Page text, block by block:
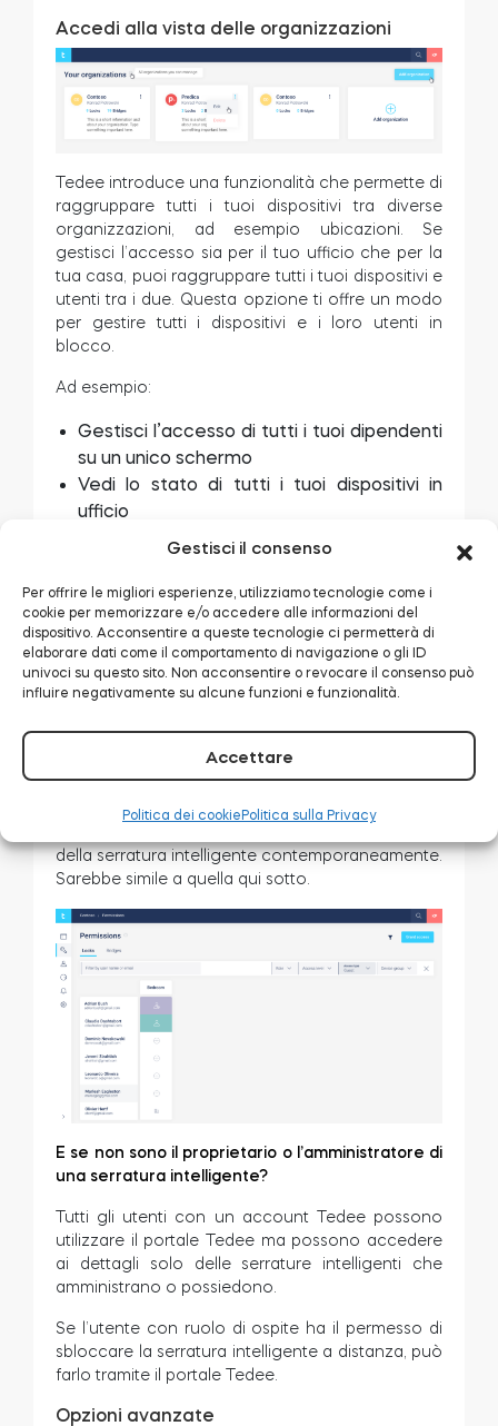
Gestisci il consenso
Per offrire le migliori esperienze, utilizziamo tecnologie come i
cookie per memorizzare e/o accedere alle informazioni del
dispositivo. Acconsentire a queste tecnologie ci permetterà di
elaborare dati come il comportamento di navigazione o gli ID
univoci su questo sito. Non acconsentire o revocare il consenso può
influire negativamente su alcune funzioni e funzionalità.
Accettare
Politica dei cookie Politica sulla Privacy
Accedi alla vista delle organizzazioni
Tedee introduce una funzionalità che permette di
raggruppare tutti i tuoi dispositivi tra diverse
organizzazioni, ad esempio ubicazioni. Se
gestisci l’accesso sia per il tuo ufficio che per la
tua casa, puoi raggruppare tutti i tuoi dispositivi e
utenti tra i due. Questa opzione ti offre un modo
per gestire tutti i dispositivi e i loro utenti in
blocco.
Ad esempio:
Gestisci l’accesso di tutti i tuoi dipendenti
su un unico schermo
Vedi lo stato di tutti i tuoi dispositivi in
ufficio
dashboard.
Scopri di più sulle organizzazioni Tedee qui >>
E se uso solo una serratura intelligente?
organizzazione, con un solo dispositivo – o un
ulteriore ponte intelligente o tastierino. In questa
situazione, la vista dell’organizzazione potrebbe
essere solo un modo più semplice per vedere
della serratura intelligente contemporaneamente.
Sarebbe simile a quella qui sotto.
E se non sono il proprietario o l’amministratore di
una serratura intelligente?
Tutti gli utenti con un account Tedee possono
utilizzare il portale Tedee ma possono accedere
ai dettagli solo delle serrature intelligenti che
amministrano o possiedono.
Se l’utente con ruolo di ospite ha il permesso di
sbloccare la serratura intelligente a distanza, può
farlo tramite il portale Tedee.
Opzioni avanzate